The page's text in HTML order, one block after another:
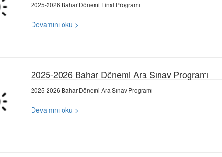
2025-2026 Bahar Dönemi Final Programı
Devamını oku >
2025-2026 Bahar Dönemi Ara Sınav Programı
2025-2026 Bahar Dönemi Ara Sınav Programı
Devamını oku >